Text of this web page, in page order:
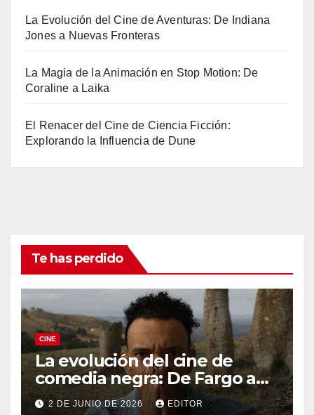
La Evolución del Cine de Aventuras: De Indiana
Jones a Nuevas Fronteras
La Magia de la Animación en Stop Motion: De
Coraline a Laika
El Renacer del Cine de Ciencia Ficción:
Explorando la Influencia de Dune
Te has perdido
CINE
La evolución del cine de
comedia negra: De Fargo a
Knives Out
2 DE JUNIO DE 2026 EDITOR